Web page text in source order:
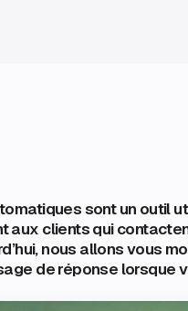
sont un outil
aux clients qui
nous allons vous
de réponse lorsque